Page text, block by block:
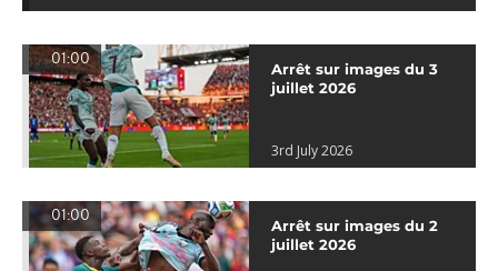
01:00
Arrêt sur images du 3
juillet 2026
3rd July 2026
01:00
Arrêt sur images du 2
juillet 2026